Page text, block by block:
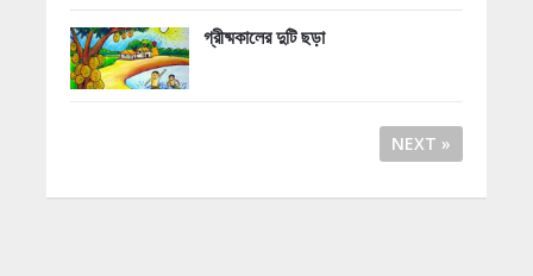
গ্রীষ্মকালের দুটি ছড়া
NEXT »